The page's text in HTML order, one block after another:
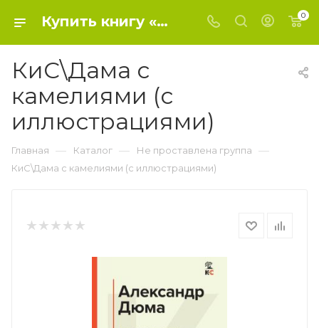
Купить книгу «КиС\Дама с камелиями (с иллюстрациями)» 2023, Дюма А., сын - Не проставлена группа 0
КиС\Дама с
камелиями (с
иллюстрациями)
Главная — Каталог — Не проставлена группа —
КиС\Дама с камелиями (с иллюстрациями)